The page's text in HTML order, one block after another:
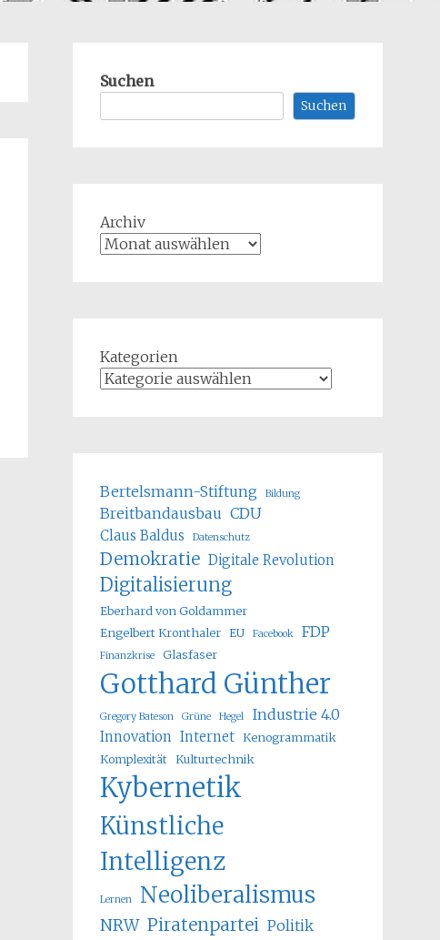
Suchen
Suchen
Archiv
Kategorien
Bertelsmann-Stiftung Bildung
Breitbandausbau CDU
Claus Baldus Datenschutz
Demokratie Digitale Revolution
Digitalisierung
Eberhard von Goldammer
Engelbert Kronthaler EU Facebook FDP
Finanzkrise Glasfaser
Gotthard Günther
Gregory Bateson Grüne Hegel Industrie 4.0
Innovation Internet Kenogrammatik
Komplexität Kulturtechnik
Kybernetik
Künstliche
Intelligenz
Lernen Neoliberalismus
NRW Piratenpartei Politik